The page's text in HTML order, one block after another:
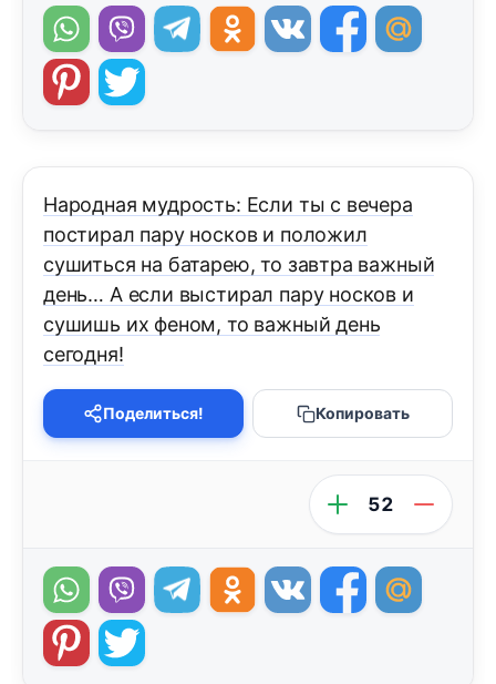
Народная мудрость: Если ты с вечера
постирал пару носков и положил
сушиться на батарею, то завтра важный
день… А если выстирал пару носков и
сушишь их феном, то важный день
сегодня!
Поделиться! Копировать
52